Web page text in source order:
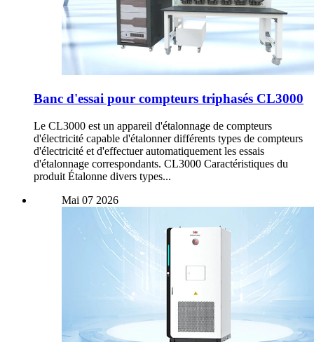
Banc d'essai pour compteurs triphasés CL3000
Le CL3000 est un appareil d'étalonnage de compteurs
d'électricité capable d'étalonner différents types de compteurs
d'électricité et d'effectuer automatiquement les essais
d'étalonnage correspondants. CL3000 Caractéristiques du
produit Étalonne divers types...
Mai 07 2026